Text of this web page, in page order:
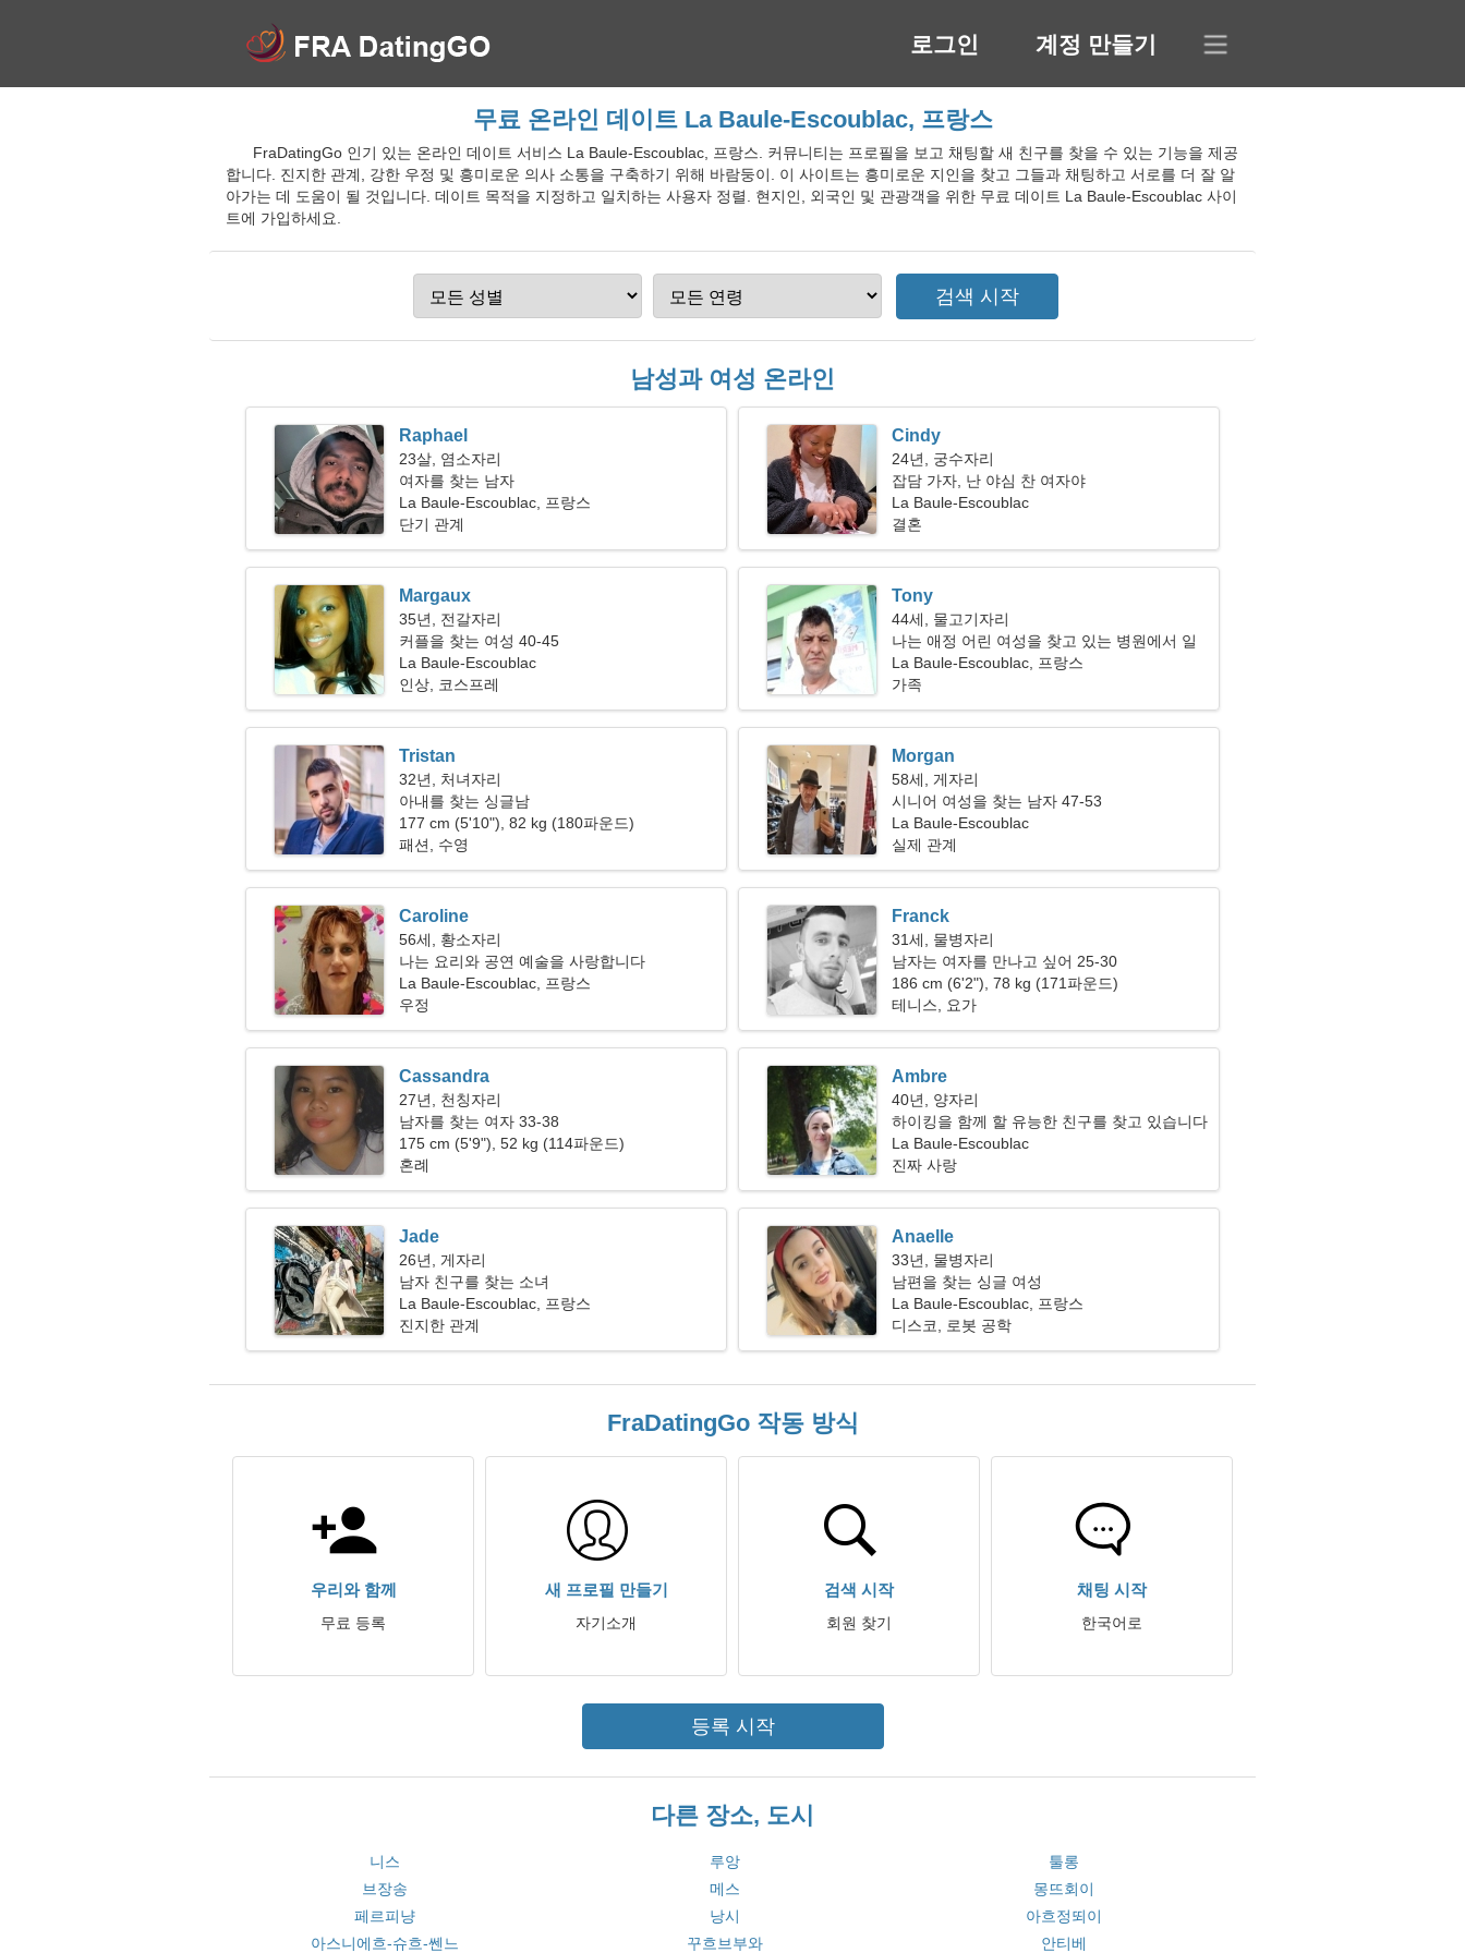
로그인 계정 만들기
무료 온라인 데이트 La Baule-Escoublac, 프랑스
FraDatingGo 인기 있는 온라인 데이트 서비스 La Baule-Escoublac, 프랑스. 커뮤니티는 프로필을 보고 채팅할 새 친구를 찾을 수 있는 기능을 제공
합니다. 진지한 관계, 강한 우정 및 흥미로운 의사 소통을 구축하기 위해 바람둥이. 이 사이트는 흥미로운 지인을 찾고 그들과 채팅하고 서로를 더 잘 알
아가는 데 도움이 될 것입니다. 데이트 목적을 지정하고 일치하는 사용자 정렬. 현지인, 외국인 및 관광객을 위한 무료 데이트 La Baule-Escoublac 사이
트에 가입하세요.
남성과 여성 온라인
Raphael
23살, 염소자리
여자를 찾는 남자
La Baule-Escoublac, 프랑스
단기 관계
Cindy
24년, 궁수자리
잡담 가자, 난 야심 찬 여자야
La Baule-Escoublac
결혼
Margaux
35년, 전갈자리
커플을 찾는 여성 40-45
La Baule-Escoublac
인상, 코스프레
Tony
44세, 물고기자리
나는 애정 어린 여성을 찾고 있는 병원에서 일
하고 있습니다
La Baule-Escoublac, 프랑스
가족
Tristan
32년, 처녀자리
아내를 찾는 싱글남
177 cm (5'10"), 82 kg (180파운드)
패션, 수영
Morgan
58세, 게자리
시니어 여성을 찾는 남자 47-53
La Baule-Escoublac
실제 관계
Caroline
56세, 황소자리
나는 요리와 공연 예술을 사랑합니다
La Baule-Escoublac, 프랑스
우정
Franck
31세, 물병자리
남자는 여자를 만나고 싶어 25-30
186 cm (6'2"), 78 kg (171파운드)
테니스, 요가
Cassandra
27년, 천칭자리
남자를 찾는 여자 33-38
175 cm (5'9"), 52 kg (114파운드)
혼례
Ambre
40년, 양자리
하이킹을 함께 할 유능한 친구를 찾고 있습니다
La Baule-Escoublac
진짜 사랑
Jade
26년, 게자리
남자 친구를 찾는 소녀
La Baule-Escoublac, 프랑스
진지한 관계
Anaelle
33년, 물병자리
남편을 찾는 싱글 여성
La Baule-Escoublac, 프랑스
디스코, 로봇 공학
FraDatingGo 작동 방식
우리와 함께
무료 등록
새 프로필 만들기
자기소개
검색 시작
회원 찾기
채팅 시작
한국어로
등록 시작
다른 장소, 도시
니스 루앙
툴롱
브장송
메스
몽뜨회이
페르피냥
낭시
아흐정뙤이
아스니에흐-슈흐-쎈느
꾸흐브부와 안티베